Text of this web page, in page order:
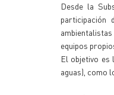
Desde la
participación
equipos
El objetivo es
aguas), como